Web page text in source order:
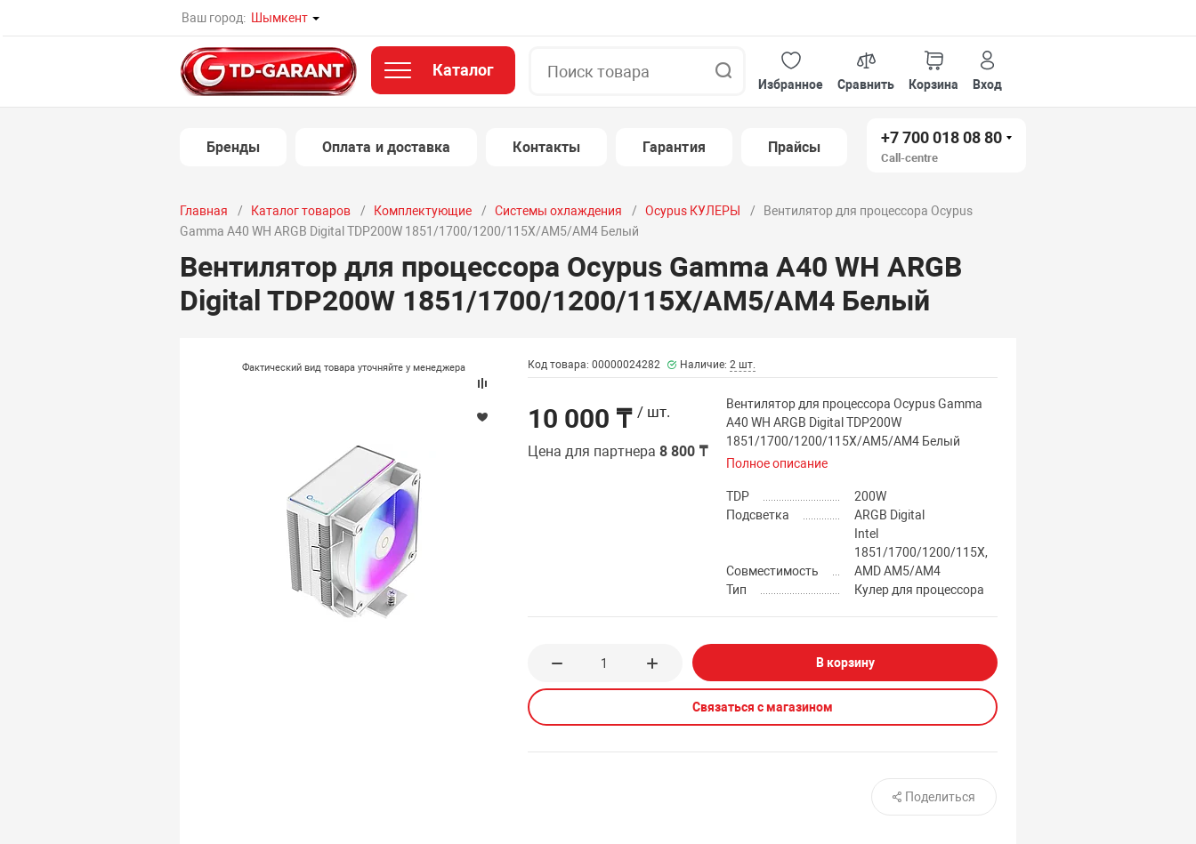
Ваш город: Шымкент
Каталог
Избранное
Сравнить Корзина Вход
Бренды Оплата и доставка Контакты Гарантия Прайсы
+7 700 018 08 80
Call-centre
Главная Каталог товаров Комплектующие Системы охлаждения Ocypus КУЛЕРЫ
Вентилятор для процессора Ocypus
Gamma A40 WH ARGB Digital TDP200W 1851/1700/1200/115X/AM5/AM4 Белый
Вентилятор для процессора Ocypus Gamma A40 WH ARGB
Digital TDP200W 1851/1700/1200/115X/AM5/AM4 Белый
Фактический вид товара уточняйте у менеджера Код товара: 00000024282 Наличие: 2 шт.
10 000 ₸ / шт.
Цена для партнера8 800 ₸
Вентилятор для процессора Ocypus Gamma
A40 WH ARGB Digital TDP200W
1851/1700/1200/115X/AM5/AM4 Белый
Полное описание
TDP
200W
Подсветка
ARGB Digital
Совместимость
Intel
1851/1700/1200/115X,
AMD AM5/AM4
Тип
Кулер для процессора
В корзину
Связаться с магазином
Поделиться